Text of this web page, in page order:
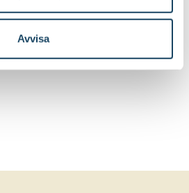
Avvisa
Till